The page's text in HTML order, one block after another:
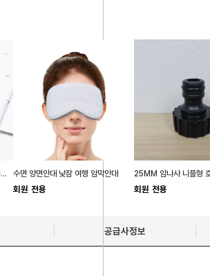
벨벳 1구 만년필파우치 펜파우치 봉제 선물 펜슬 수면 양면안대 낮잠 여행 암막안대
회원 전용 회원 전용
공급사정보